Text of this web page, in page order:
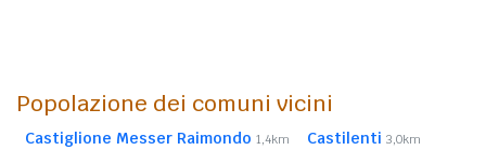
Popolazione dei comuni vicini
Castiglione Messer Raimondo 1,4km Castilenti 3,0km